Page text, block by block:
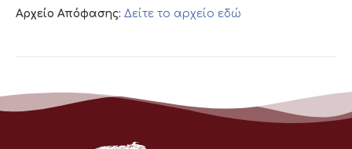
Αρχείο Απόφασης: Δείτε το αρχείο εδώ